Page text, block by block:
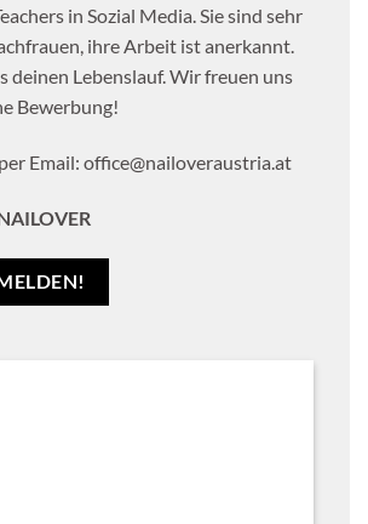
in Sozial Media. Sie sind sehr
ihre Arbeit ist anerkannt.
deinen Lebenslauf. Wir freuen uns
Bewerbung!
Email: office@nailoveraustria.at